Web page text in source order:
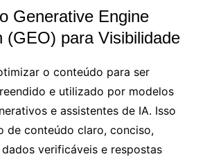
Generative Engine
(GEO) para Visibilidade
o conteúdo para ser
e utilizado por modelos
e assistentes de IA. Isso
de conteúdo claro, conciso,
verificáveis e respostas